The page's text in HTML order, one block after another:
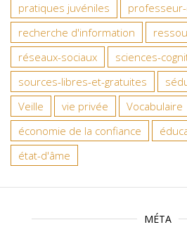
pratiques juvéniles
recherche d'information
réseaux-sociaux
sciences-
sources-libres-et-gratuites
Veille
vie privée Vocabulaire
économie de la confiance
état-d'âme
MÉTA